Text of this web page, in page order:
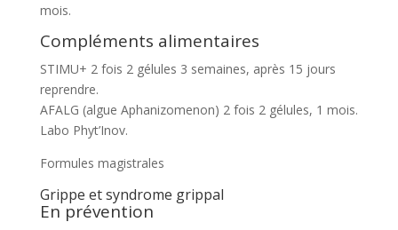
mois.
Compléments alimentaires
STIMU+ 2 fois 2 gélules 3 semaines, après 15 jours
reprendre.
AFALG (algue Aphanizomenon) 2 fois 2 gélules, 1 mois.
Labo Phyt’Inov.
Formules magistrales
Grippe et syndrome grippal
En prévention